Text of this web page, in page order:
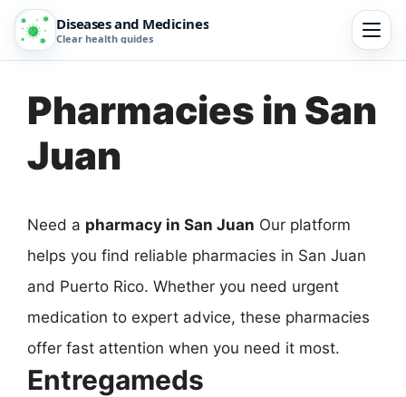
Diseases and Medicines
Clear health guides
Pharmacies in San
Juan
Need a pharmacy in San Juan Our platform
helps you find reliable pharmacies in San Juan
and Puerto Rico. Whether you need urgent
medication to expert advice, these pharmacies
offer fast attention when you need it most.
Entregameds